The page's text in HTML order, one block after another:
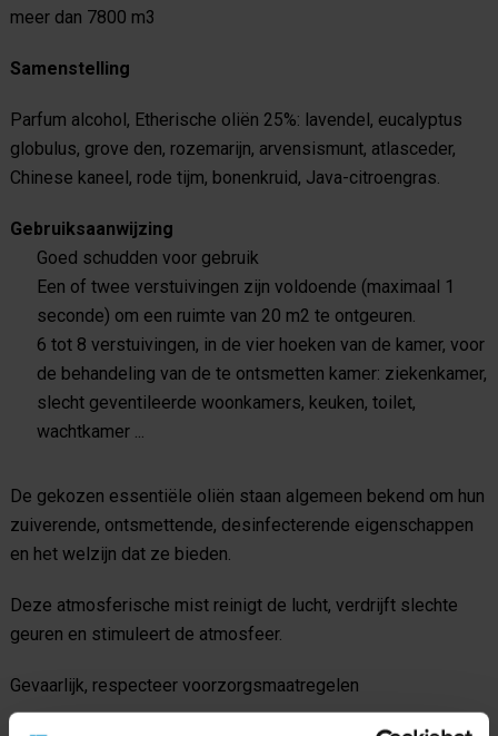
meer dan 7800 m3
Samenstelling
Parfum alcohol, Etherische oliën 25%: lavendel, eucalyptus
globulus, grove den, rozemarijn, arvensismunt, atlasceder,
Chinese kaneel, rode tijm, bonenkruid, Java-citroengras.
Gebruiksaanwijzing
Goed schudden voor gebruik
Een of twee verstuivingen zijn voldoende (maximaal 1
seconde) om een ​​ruimte van 20 m2 te ontgeuren.
6 tot 8 verstuivingen, in de vier hoeken van de kamer, voor
de behandeling van de te ontsmetten kamer: ziekenkamer,
slecht geventileerde woonkamers, keuken, toilet,
wachtkamer ...
De gekozen essentiële oliën staan ​​algemeen bekend om hun
zuiverende, ontsmettende, desinfecterende eigenschappen
en het welzijn dat ze bieden.
Deze atmosferische mist reinigt de lucht, verdrijft slechte
geuren en stimuleert de atmosfeer.
Gevaarlijk, respecteer voorzorgsmaatregelen